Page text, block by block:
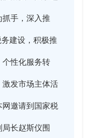
手，深入推
建设，积极推
个性化服务转
发市场主体活
网邀请到国家税
长赵斯仪围